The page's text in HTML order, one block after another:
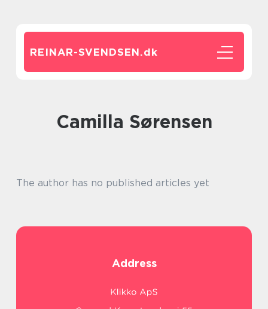
REINAR-SVENDSEN.dk
Camilla Sørensen
The author has no published articles yet
Address